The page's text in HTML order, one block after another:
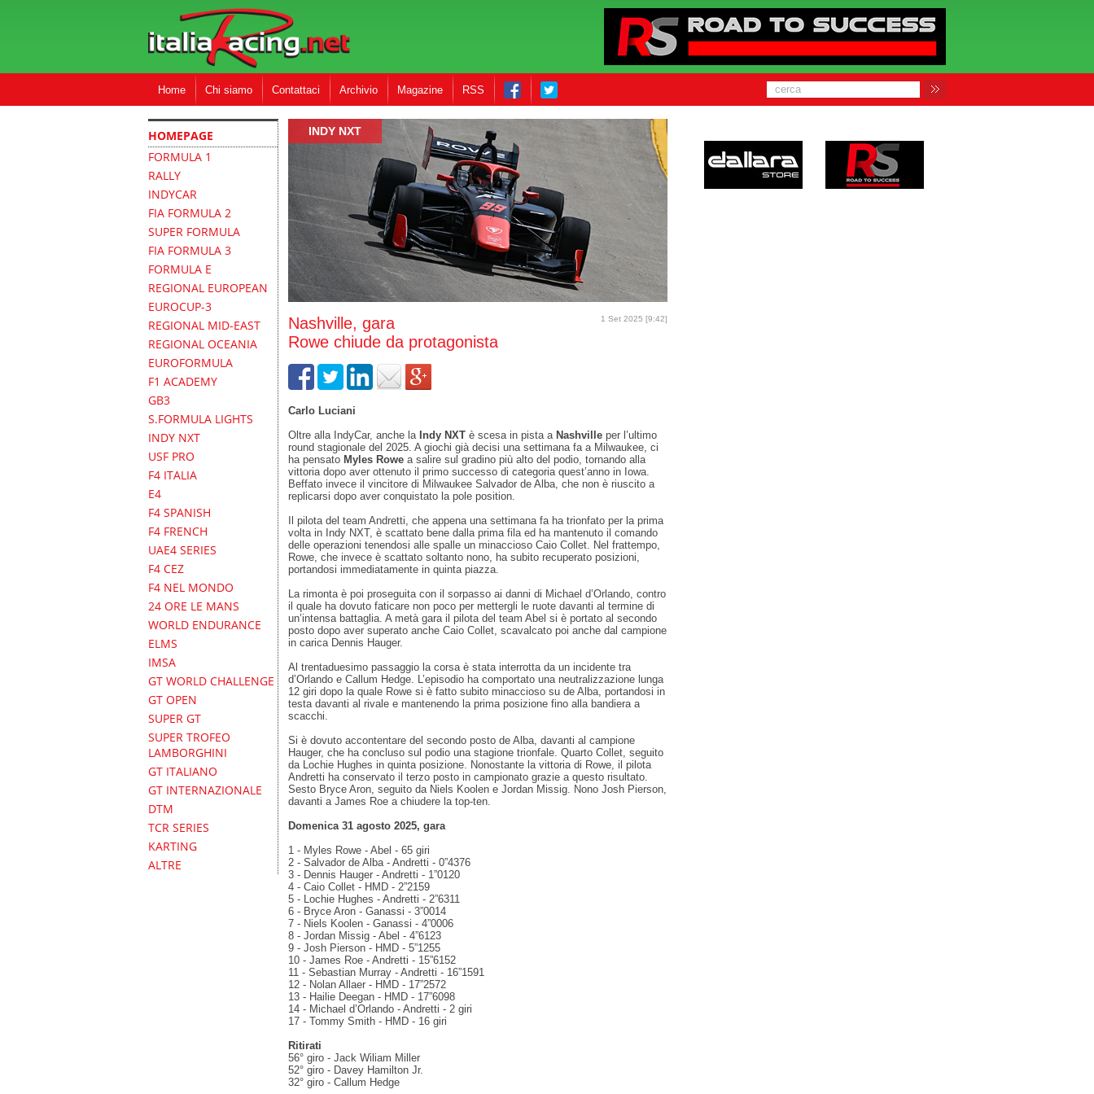
Home Chi siamo Contattaci Archivio Magazine RSS
HOMEPAGE
FORMULA 1
RALLY
INDYCAR
FIA FORMULA 2
SUPER FORMULA
FIA FORMULA 3
FORMULA E
REGIONAL EUROPEAN
EUROCUP-3
REGIONAL MID-EAST
REGIONAL OCEANIA
EUROFORMULA
F1 ACADEMY
GB3
S.FORMULA LIGHTS
INDY NXT
USF PRO
F4 ITALIA
E4
F4 SPANISH
F4 FRENCH
UAE4 SERIES
F4 CEZ
F4 NEL MONDO
24 ORE LE MANS
WORLD ENDURANCE
ELMS
IMSA
GT WORLD CHALLENGE
GT OPEN
SUPER GT
SUPER TROFEO
LAMBORGHINI
GT ITALIANO
GT INTERNAZIONALE
DTM
TCR SERIES
KARTING
ALTRE
INDY NXT
1 Set 2025 [9:42]
Nashville, gara
Rowe chiude da protagonista
Carlo Luciani
Oltre alla IndyCar, anche la Indy NXT è scesa in pista a Nashville per l’ultimo
round stagionale del 2025. A giochi già decisi una settimana fa a Milwaukee, ci
ha pensato Myles Rowe a salire sul gradino più alto del podio, tornando alla
vittoria dopo aver ottenuto il primo successo di categoria quest’anno in Iowa.
Beffato invece il vincitore di Milwaukee Salvador de Alba, che non è riuscito a
replicarsi dopo aver conquistato la pole position.
Il pilota del team Andretti, che appena una settimana fa ha trionfato per la prima
volta in Indy NXT, è scattato bene dalla prima fila ed ha mantenuto il comando
delle operazioni tenendosi alle spalle un minaccioso Caio Collet. Nel frattempo,
Rowe, che invece è scattato soltanto nono, ha subito recuperato posizioni,
portandosi immediatamente in quinta piazza.
La rimonta è poi proseguita con il sorpasso ai danni di Michael d’Orlando, contro
il quale ha dovuto faticare non poco per mettergli le ruote davanti al termine di
un’intensa battaglia. A metà gara il pilota del team Abel si è portato al secondo
posto dopo aver superato anche Caio Collet, scavalcato poi anche dal campione
in carica Dennis Hauger.
Al trentaduesimo passaggio la corsa è stata interrotta da un incidente tra
d’Orlando e Callum Hedge. L’episodio ha comportato una neutralizzazione lunga
12 giri dopo la quale Rowe si è fatto subito minaccioso su de Alba, portandosi in
testa davanti al rivale e mantenendo la prima posizione fino alla bandiera a
scacchi.
Si è dovuto accontentare del secondo posto de Alba, davanti al campione
Hauger, che ha concluso sul podio una stagione trionfale. Quarto Collet, seguito
da Lochie Hughes in quinta posizione. Nonostante la vittoria di Rowe, il pilota
Andretti ha conservato il terzo posto in campionato grazie a questo risultato.
Sesto Bryce Aron, seguito da Niels Koolen e Jordan Missig. Nono Josh Pierson,
davanti a James Roe a chiudere la top-ten.
Domenica 31 agosto 2025, gara
1 - Myles Rowe - Abel - 65 giri
2 - Salvador de Alba - Andretti - 0”4376
3 - Dennis Hauger - Andretti - 1”0120
4 - Caio Collet - HMD - 2”2159
5 - Lochie Hughes - Andretti - 2”6311
6 - Bryce Aron - Ganassi - 3”0014
7 - Niels Koolen - Ganassi - 4”0006
8 - Jordan Missig - Abel - 4”6123
9 - Josh Pierson - HMD - 5”1255
10 - James Roe - Andretti - 15”6152
11 - Sebastian Murray - Andretti - 16”1591
12 - Nolan Allaer - HMD - 17”2572
13 - Hailie Deegan - HMD - 17”6098
14 - Michael d’Orlando - Andretti - 2 giri
17 - Tommy Smith - HMD - 16 giri
Ritirati
56° giro - Jack Wiliam Miller
52° giro - Davey Hamilton Jr.
32° giro - Callum Hedge